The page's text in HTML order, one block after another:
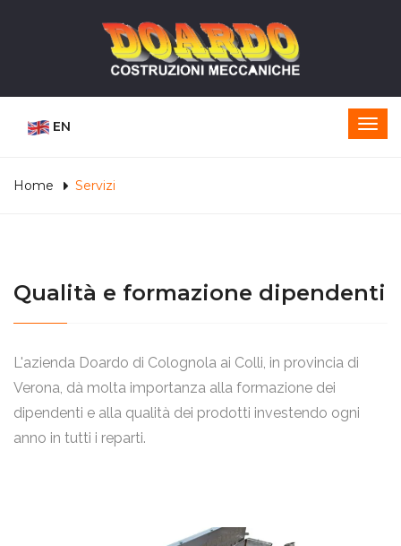
EN
Home Servizi
Qualità e formazione dipendenti
L'azienda Doardo di Colognola ai Colli, in provincia di
Verona, dà molta importanza alla formazione dei
dipendenti e alla qualità dei prodotti investendo ogni
anno in tutti i reparti.